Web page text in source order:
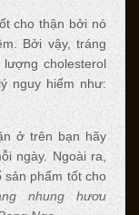
cho thận bởi nó
Bởi vậy, tráng
cholesterol
nguy hiểm như:
ở trên bạn hãy
ngày. Ngoài ra,
sản phẩm tốt cho
nhung hươu